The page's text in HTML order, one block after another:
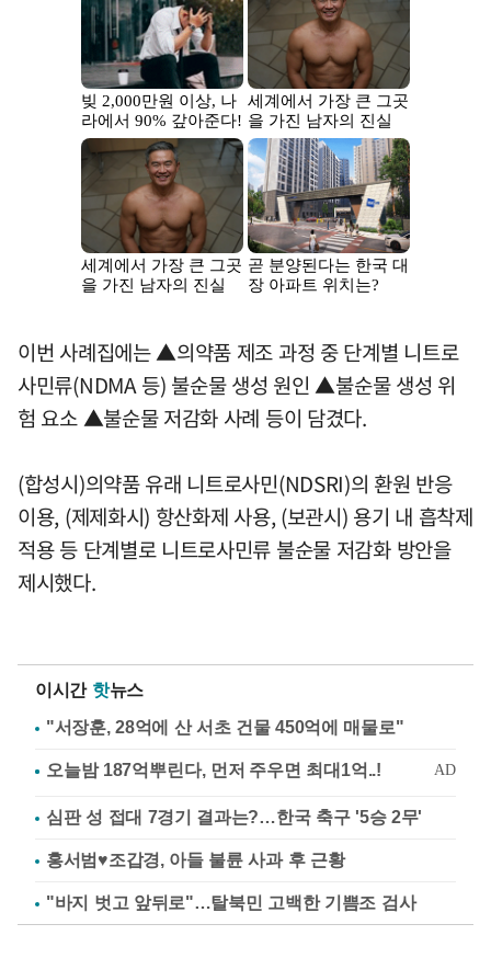
이번 사례집에는 ▲의약품 제조 과정 중 단계별 니트로
사민류(NDMA 등) 불순물 생성 원인 ▲불순물 생성 위
험 요소 ▲불순물 저감화 사례 등이 담겼다.
(합성시)의약품 유래 니트로사민(NDSRI)의 환원 반응
이용, (제제화시) 항산화제 사용, (보관시) 용기 내 흡착제
적용 등 단계별로 니트로사민류 불순물 저감화 방안을
제시했다.
이시간 핫뉴스
"서장훈, 28억에 산 서초 건물 450억에 매물로"
심판 성 접대 7경기 결과는?…한국 축구 '5승 2무'
홍서범♥조갑경, 아들 불륜 사과 후 근황
"바지 벗고 앞뒤로"…탈북민 고백한 기쁨조 검사